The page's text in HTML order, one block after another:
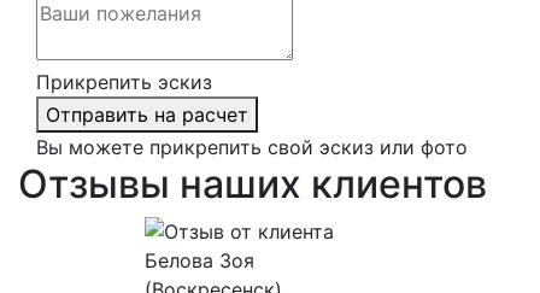
Прикрепить эскиз
Отправить на расчет
Вы можете прикрепить свой эскиз или фото
Отзывы наших клиентов